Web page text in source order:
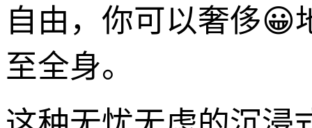
自由，你可以奢侈😀
至全身。